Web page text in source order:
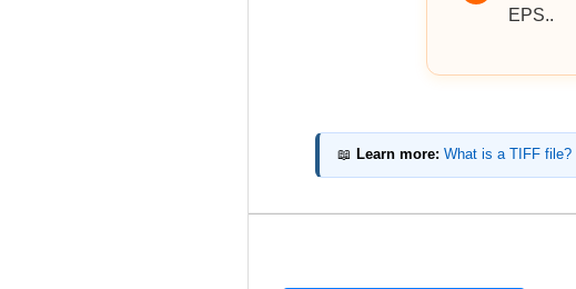
EPS..
📖 Learn more: What is a TIFF file?